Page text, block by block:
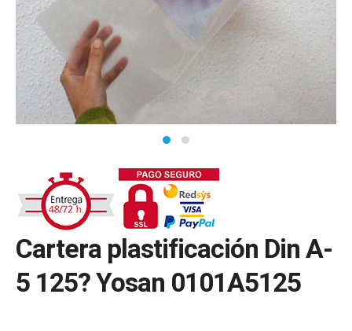
Cartera plastificación Din A-
5 125? Yosan 0101A5125